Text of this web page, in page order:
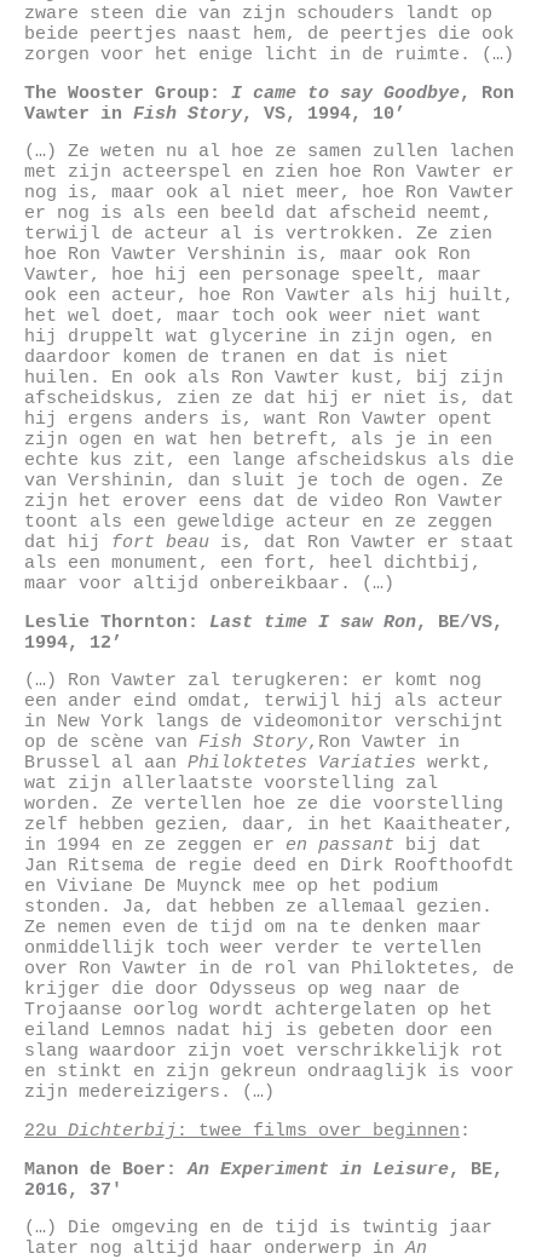
zware steen die van zijn schouders landt op
beide peertjes naast hem, de peertjes die ook
zorgen voor het enige licht in de ruimte. (…)
The Wooster Group: I came to say Goodbye, Ron
Vawter in Fish Story, VS, 1994, 10’
(…) Ze weten nu al hoe ze samen zullen lachen
met zijn acteerspel en zien hoe Ron Vawter er
nog is, maar ook al niet meer, hoe Ron Vawter
er nog is als een beeld dat afscheid neemt,
terwijl de acteur al is vertrokken. Ze zien
hoe Ron Vawter Vershinin is, maar ook Ron
Vawter, hoe hij een personage speelt, maar
ook een acteur, hoe Ron Vawter als hij huilt,
het wel doet, maar toch ook weer niet want
hij druppelt wat glycerine in zijn ogen, en
daardoor komen de tranen en dat is niet
huilen. En ook als Ron Vawter kust, bij zijn
afscheidskus, zien ze dat hij er niet is, dat
hij ergens anders is, want Ron Vawter opent
zijn ogen en wat hen betreft, als je in een
echte kus zit, een lange afscheidskus als die
van Vershinin, dan sluit je toch de ogen. Ze
zijn het erover eens dat de video Ron Vawter
toont als een geweldige acteur en ze zeggen
dat hij fort beau is, dat Ron Vawter er staat
als een monument, een fort, heel dichtbij,
maar voor altijd onbereikbaar. (…)
Leslie Thornton : Last time I saw Ron, BE/VS,
1994, 12’
(…) Ron Vawter zal terugkeren: er komt nog
een ander eind omdat, terwijl hij als acteur
in New York langs de videomonitor verschijnt
op de scène van Fish Story,Ron Vawter in
Brussel al aan Philoktetes Variaties werkt,
wat zijn allerlaatste voorstelling zal
worden. Ze vertellen hoe ze die voorstelling
zelf hebben gezien, daar, in het Kaaitheater,
in 1994 en ze zeggen er en passant bij dat
Jan Ritsema de regie deed en Dirk Roofthoofdt
en Viviane De Muynck mee op het podium
stonden. Ja, dat hebben ze allemaal gezien.
Ze nemen even de tijd om na te denken maar
onmiddellijk toch weer verder te vertellen
over Ron Vawter in de rol van Philoktetes, de
krijger die door Odysseus op weg naar de
Trojaanse oorlog wordt achtergelaten op het
eiland Lemnos nadat hij is gebeten door een
slang waardoor zijn voet verschrikkelijk rot
en stinkt en zijn gekreun ondraaglijk is voor
zijn medereizigers. (…)
22u Dichterbij : twee films over beginnen :
Manon de Boer : An Experiment in Leisure, BE,
2016, 37′
(…) Die omgeving en de tijd is twintig jaar
later nog altijd haar onderwerp inAn